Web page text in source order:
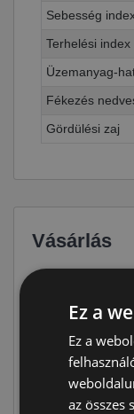
Sebesség
Terhelési index
Üzemanyag-
Fékezés
Gördülési zaj
Vásárlás
Ez a
Ez a
az összes